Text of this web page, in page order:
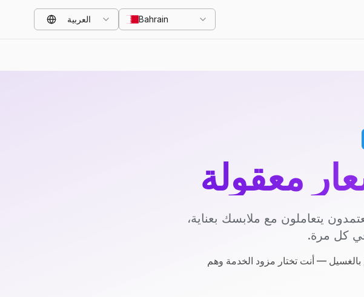
Bahrain العربية
معقولة
يتعاملون مع ملابسك بعناية،
في كل مرة.
— أنت تختار مزود الخدمة وهم